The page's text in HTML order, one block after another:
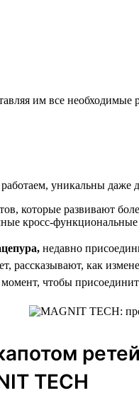
им все необходимые
уникальны даже
которые развивают
кросс-
недавно
рассказывают, как
чтобы
TECH